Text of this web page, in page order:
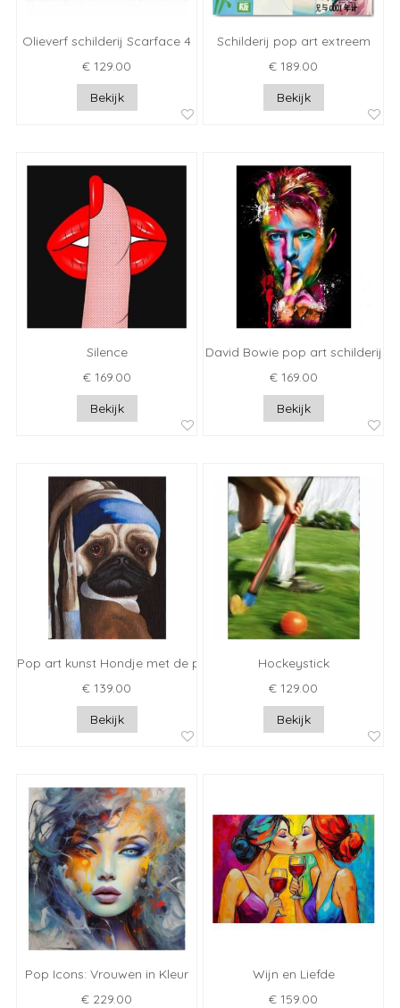
Olieverf schilderij Scarface 4
€ 129.00
Bekijk
Schilderij pop art extreem
€ 189.00
Bekijk
Silence
€ 169.00
Bekijk
David Bowie pop art schilderij
€ 169.00
Bekijk
Pop art kunst Hondje met de parel
€ 139.00
Bekijk
Hockeystick
€ 129.00
Bekijk
Pop Icons: Vrouwen in Kleur
€ 229.00
Wijn en Liefde
€ 159.00